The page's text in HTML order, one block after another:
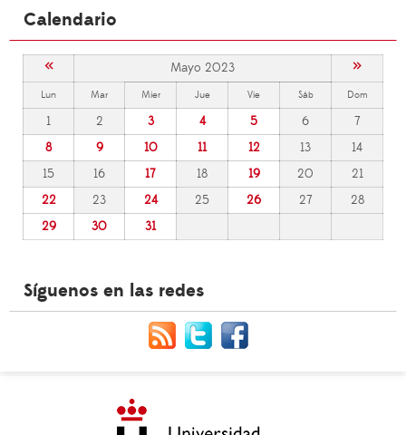
Calendario
« Mayo 2023 »
Lun Mar Mier Jue Vie Sáb Dom
1 2 3 4 5 6
7
8
9 10 11 12 13
14
15
16 17 18 19 20
21
22
23 24 25 26 27
28
29
30 31
Síguenos en las redes